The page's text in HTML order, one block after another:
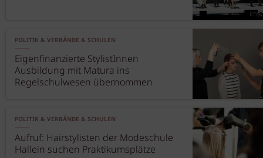
POLITIK & VERBÄNDE & SCHULEN
Eigenfinanzierte StylistInnen
Ausbildung mit Matura ins
Regelschulwesen übernommen
POLITIK & VERBÄNDE & SCHULEN
Aufruf: Hairstylisten der Modeschule
Hallein suchen Praktikumsplätze